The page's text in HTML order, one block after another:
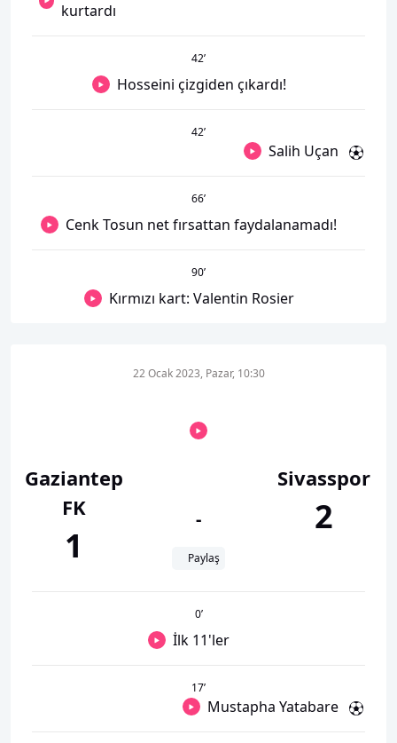
kurtardı
42’
Hosseini çizgiden çıkardı!
42’
Salih Uçan
66’
Cenk Tosun net fırsattan faydalanamadı!
90’
Kırmızı kart: Valentin Rosier
Gaziantep
FK
1
22 Ocak 2023, Pazar, 10:30
-
Paylaş
Sivasspor
2
0’
İlk 11'ler
17’
Mustapha Yatabare